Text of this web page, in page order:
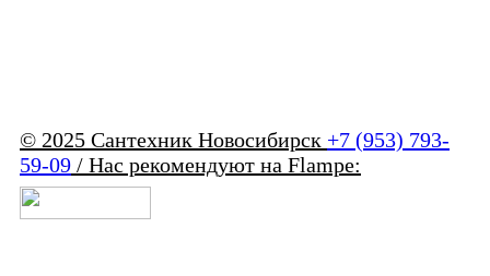
© 2025 Сантехник Новосибирск +7 (953) 793-
59-09 / Нас рекомендуют на Flampe: